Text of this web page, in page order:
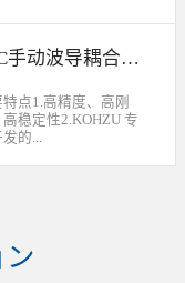
PLC手动波导耦合系统
特点1.高精度、高刚
高稳定性2.KOHZU 专
发的...
构本地化生产满足系
同时，也节约成本5.
ン